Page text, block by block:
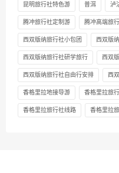
昆明旅行社特色游 普洱 泸
腾冲旅行社定制游 腾冲高端旅
西双版纳旅行社小包团 西双版
西双版纳旅行社研学旅行 西双
西双版纳旅行社自由行安排 西
香格里拉地接导游 香格里拉旅
香格里拉旅行社线路 香格里拉